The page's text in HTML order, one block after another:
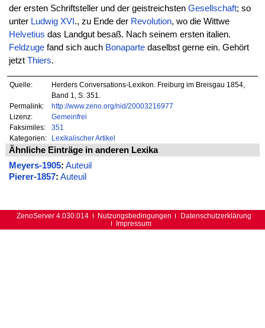
der ersten Schriftsteller und der geistreichsten Gesellschaft; so
unter Ludwig XVI ., zu Ende der Revolution, wo die Wittwe
Helvetius das Landgut besaß. Nach seinem ersten italien.
Feldzugefand sich auch Bonapartedaselbst gerne ein. Gehört
jetzt Thiers.
Quelle:
Herders Conversations-Lexikon. Freiburg im Breisgau 1854,
Band 1, S. 351.
Permalink:
http://www.zeno.org/nid/20003216977
Lizenz:
Gemeinfrei
Faksimiles:
351
Kategorien:
Lexikalischer Artikel
Ähnliche Einträge in anderen Lexika
Meyers-1905: Auteuil
Pierer-1857: Auteuil
ZenoServer 4.030.014 Nutzungsbedingungen
Datenschutzerklärung
Impressum